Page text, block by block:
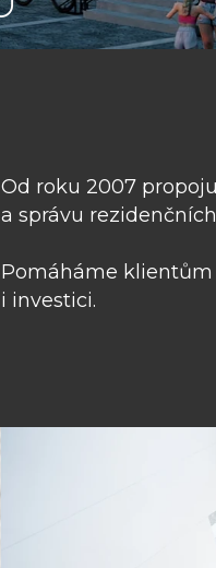
Od roku 2007
a správu
Pomáháme
i investici.